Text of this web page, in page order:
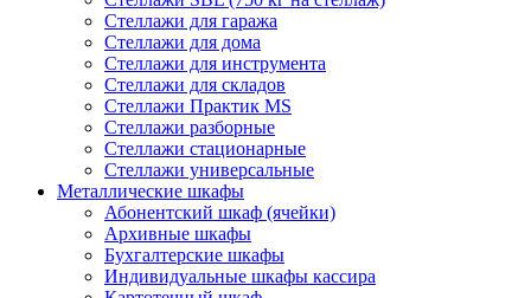
Стеллажи для гаража
Стеллажи для дома
Стеллажи для инструмента
Стеллажи для складов
Стеллажи Практик MS
Стеллажи разборные
Стеллажи стационарные
Стеллажи универсальные
Металлические шкафы
Абонентский шкаф (ячейки)
Архивные шкафы
Бухгалтерские шкафы
Индивидуальные шкафы кассира